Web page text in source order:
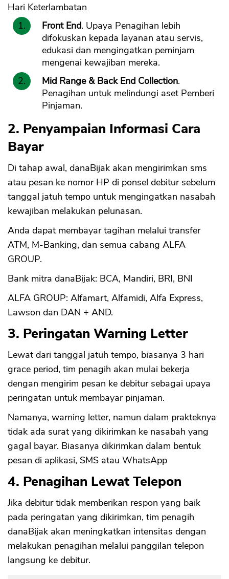
Hari Keterlambatan
Front End. Upaya Penagihan lebih
difokuskan kepada layanan atau servis,
edukasi dan mengingatkan peminjam
mengenai kewajiban mereka.
Mid Range & Back End Collection.
Penagihan untuk melindungi aset Pemberi
Pinjaman.
2. Penyampaian Informasi Cara
Bayar
Di tahap awal, danaBijak akan mengirimkan sms
atau pesan ke nomor HP di ponsel debitur sebelum
tanggal jatuh tempo untuk mengingatkan nasabah
kewajiban melakukan pelunasan.
Anda dapat membayar tagihan melalui transfer
ATM, M-Banking, dan semua cabang ALFA
GROUP.
Bank mitra danaBijak: BCA, Mandiri, BRI, BNI
ALFA GROUP: Alfamart, Alfamidi, Alfa Express,
Lawson dan DAN + AND.
3. Peringatan Warning Letter
Lewat dari tanggal jatuh tempo, biasanya 3 hari
grace period, tim penagih akan mulai bekerja
dengan mengirim pesan ke debitur sebagai upaya
peringatan untuk membayar pinjaman.
Namanya, warning letter, namun dalam prakteknya
tidak ada surat yang dikirimkan ke nasabah yang
gagal bayar. Biasanya dikirimkan dalam bentuk
pesan di aplikasi, SMS atau WhatsApp
4. Penagihan Lewat Telepon
Jika debitur tidak memberikan respon yang baik
pada peringatan yang dikirimkan, tim penagih
danaBijak akan meningkatkan intensitas dengan
melakukan penagihan melalui panggilan telepon
langsung ke debitur.